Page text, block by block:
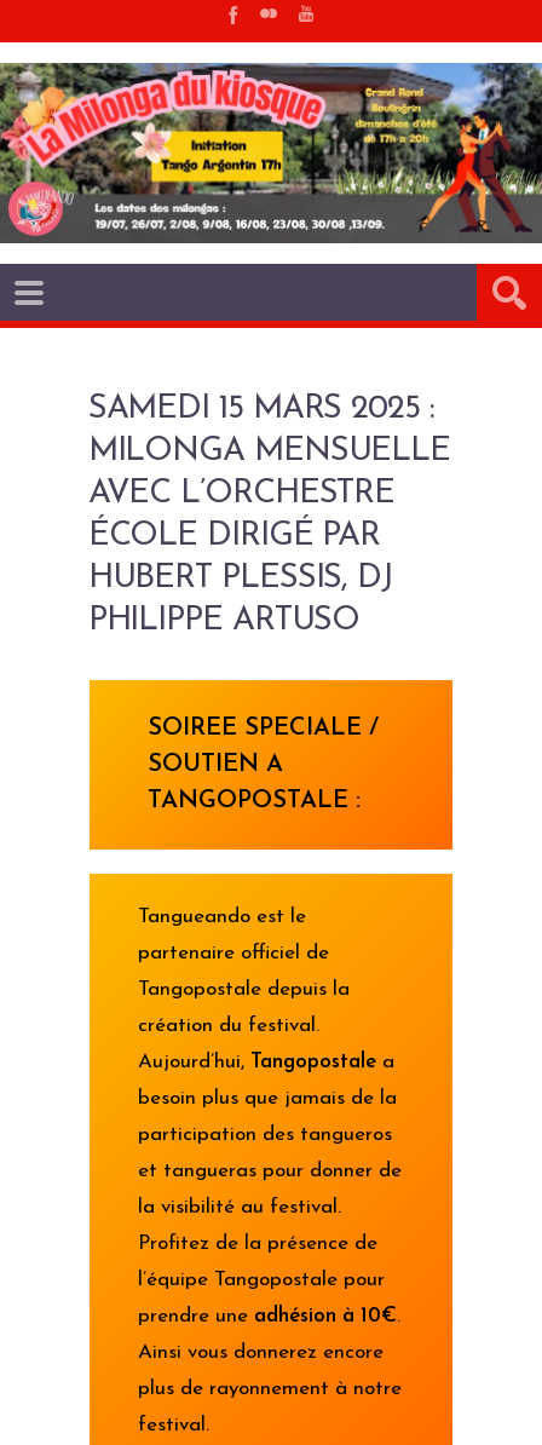
SAMEDI 15 MARS 2025 :
MILONGA MENSUELLE
AVEC L’ORCHESTRE
ÉCOLE DIRIGÉ PAR
HUBERT PLESSIS, DJ
PHILIPPE ARTUSO
SOIREE SPECIALE /
SOUTIEN A
TANGOPOSTALE :
Tangueando est le
partenaire officiel de
Tangopostale depuis la
création du festival.
Aujourd’hui,
Tangopostale a
besoin plus que jamais de la
participation des tangueros
et tangueras pour donner de
la visibilité au festival.
Profitez de la présence de
l’équipe Tangopostale pour
prendre une adhésion à 10€.
Ainsi vous donnerez encore
plus de rayonnement à notre
festival.